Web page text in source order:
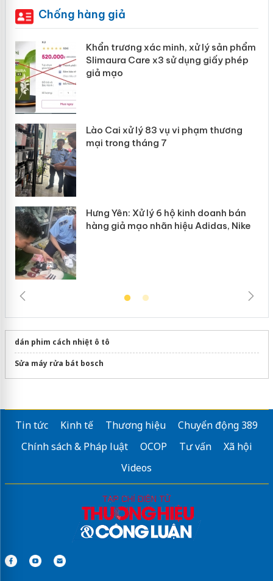
Chống hàng giả
Khẩn trương xác minh, xử lý sản phẩm
Slimaura Care x3 sử dụng giấy phép
giả mạo
Lào Cai xử lý 83 vụ vi phạm thương
mại trong tháng 7
Hưng Yên: Xử lý 6 hộ kinh doanh bán
hàng giả mạo nhãn hiệu Adidas, Nike
dán phim cách nhiệt ô tô
Sửa máy rửa bát bosch
Tin tức Kinh tế Thương hiệu
Chuyển động 389
Chính sách & Pháp luật
OCOP Tư vấn
Xã hội
Videos